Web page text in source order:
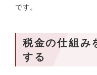
です。
税金の仕組み
する